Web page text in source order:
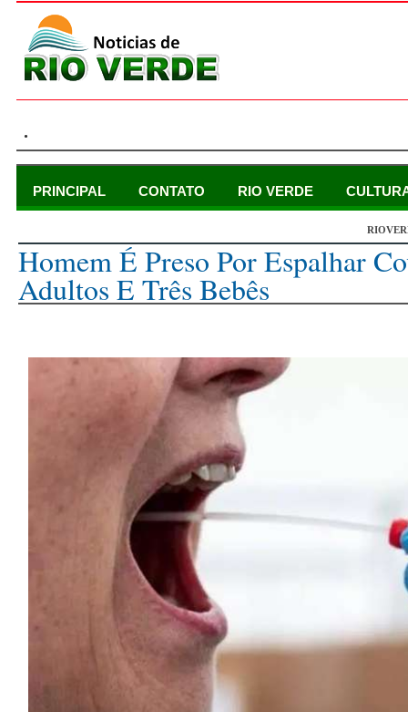
.
PRINCIPAL CONTATO RIO VERDE
Homem É Preso Por Espalhar
Adultos E Três Bebês